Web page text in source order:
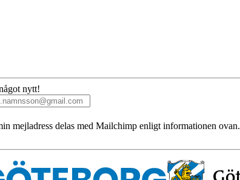
nytt!
mejladress delas med Mailchimp enligt informationen ovan.